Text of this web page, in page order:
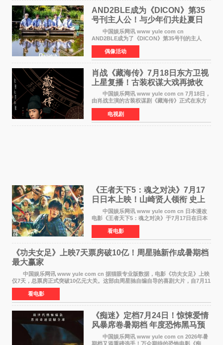
AND2BLE成为《DICON》第35
号刊主人公！与少年们共赴夏日
之约
中国娱乐网讯 www yule com cn
AND2BLE成为了《DICON》第35号刊的主人
公，本期标题为And The Summer。作为出道后
首次担任杂志画报主角的完整体，AND2BLE用清
澈的少年感与全新的夏天相遇了
偶像活动
肖战《藏海传》7月18日东方卫视
上星复播！古装权谋大戏再掀收
视热潮
中国娱乐网讯 www yule com cn 7月18日，
由肖战主演的古装权谋剧《藏海传》正式在东方
卫视上星复播，引发广泛关注。该剧此前已在网
络平台播出，凭借精良制作和紧凑剧情收获不俗
口碑，此次上
电视剧
《王者天下5：魂之对决》7月17
日日本上映！山崎贤人领衔 史上
最大“函谷关防卫战”
中国娱乐网讯 www yule com cn 日本漫改
电影《王者天下5：魂之对决》于7月17日在日本
全国上映。这部由佐藤信介执导、山崎贤人主演
的历史动作片，改编自原泰久同名人气漫画，继
续讲述信和漂
看电影
《功夫女足》上映7天票房破10亿！周星驰新作成暑期档
最大赢家
中国娱乐网讯 www yule com cn 据猫眼专业版数据，电影《功夫女足》上映
仅7天，总票房正式突破10亿元大关。这部由周星驰自编自导的喜剧大片，自7月11
日公映以来便展现出惊人的市场统治力。
看电影
《痴迷》定档7月24日！惊悚爱情
风暴席卷暑期档 年度恐怖黑马预
中国娱乐网讯 www yule com cn 2026年暑
期档又添重磅选手！万众期待的恐怖电影《痴